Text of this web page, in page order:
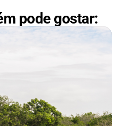
pode gostar: